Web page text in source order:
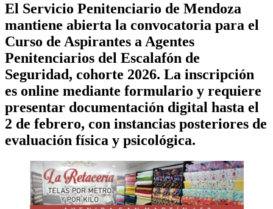
El Servicio Penitenciario de Mendoza
mantiene abierta la convocatoria para el
Curso de Aspirantes a Agentes
Penitenciarios del Escalafón de
Seguridad, cohorte 2026. La inscripción
es online mediante formulario y requiere
presentar documentación digital hasta el
2 de febrero, con instancias posteriores de
evaluación física y psicológica.